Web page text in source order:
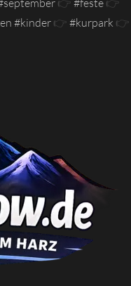
#kinder👉 #kurpark 👉